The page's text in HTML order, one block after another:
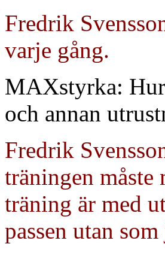
Fredrik
varje gång.
MAXstyrka:
och annan
Fredrik
träningen måste
träning är med
passen utan